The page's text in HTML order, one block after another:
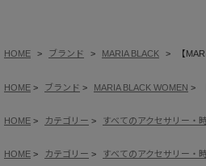
HOME ブランド MARIA BLACK 【
HOME ブランド MARIA BLACK WOMEN
HOME カテゴリー すべてのアクセサリー・
HOME カテゴリー すべてのアクセサリー・